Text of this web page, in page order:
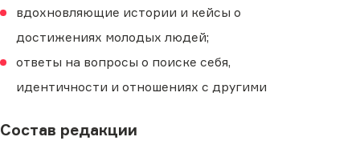
вдохновляющие истории и кейсы о
достижениях молодых людей;
ответы на вопросы о поиске себя,
идентичности и отношениях с другими
Состав редакции